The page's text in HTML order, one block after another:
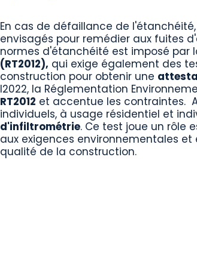
En cas de défaillance de
envisagés pour remédier aux fuites
normes d'étanchéité est imposé par
(RT2012), qui exige également des
construction pour obtenir une
l2022, la Réglementation
RT2012 et accentue les contraintes.
individuels, à usage résidentiel et
d'infiltrométrie. Ce test joue un rôle
aux exigences environnementales
qualité de la construction.